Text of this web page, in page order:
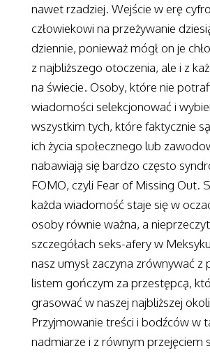
nawet rzadziej. Wejście w erę
człowiekowi na przeżywanie
dziennie, ponieważ mógł on je
z najbliższego otoczenia, ale i z
na świecie. Osoby, które nie
wiadomości selekcjonować i
wszystkim tych, które faktycznie
ich życia społecznego lub
nabawiają się bardzo często
FOMO, czyli Fear of Missing Out.
każda wiadomość staje się w
osoby równie ważna, a
szczegółach seks-afery w
nasz umysł zaczyna zrównywać z
listem gończym za przestępcą,
grasować w naszej najbliższej
Przyjmowanie treści i bodźców w
nadmiarze i z równym przejęciem